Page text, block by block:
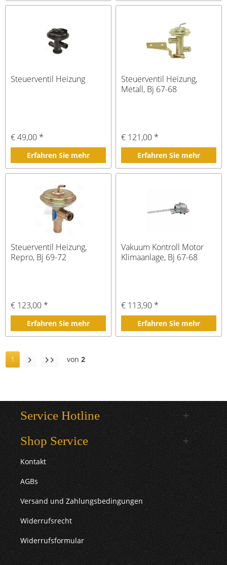
Steuerventil Heizung
€ 49,00 *
Erfahren Sie mehr
Steuerventil Heizung,
Metall, Bj 67-68
€ 121,00 *
Erfahren Sie mehr
Steuerventil Heizung,
Repro, Bj 69-72
€ 123,00 *
Erfahren Sie mehr
Vakuum Kontroll Motor
Klimaanlage, Bj 67-68
€ 113,90 *
Erfahren Sie mehr
1 von 2
Service Hotline
Shop Service
Kontakt
AGBs
Versand und Zahlungsbedingungen
Widerrufsrecht
Widerrufsformular